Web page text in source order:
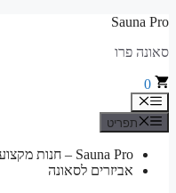
לדלג
Sauna Pro
סאונה פרו
0
תפריט
תפריט
Sauna Pro – חנות מקצועית לסאונות ואביזרי סאונה
אביזרים לסאונה